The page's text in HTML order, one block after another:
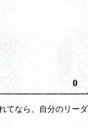
0
てなら、自分のリーダ